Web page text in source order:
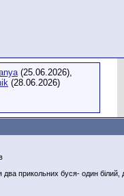
(25.06.2026),
(28.06.2026)
два прикольних буся- один білий,